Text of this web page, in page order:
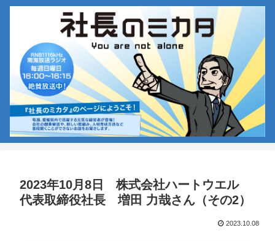
2023年10月8日 株式会社ハートウエル
代表取締役社長 増田 力哉さん（その2）
2023.10.08